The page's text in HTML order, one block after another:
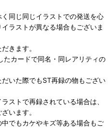
同じ同じイラストでの発送を心
ラストが異なる場合もございま
きます。
たカードで同名・同レアリティの
いた際でもST再録の物もござい
ストで再録されている場合は、
います。
でもカケやキズ等ある場合もご